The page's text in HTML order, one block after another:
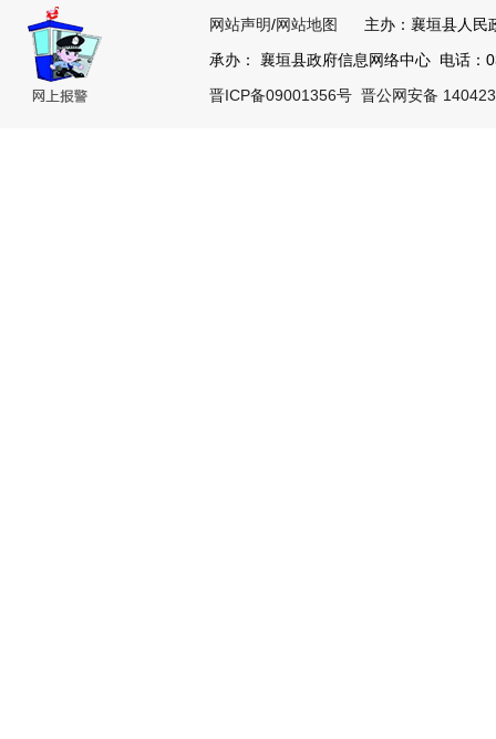
网站声明/网站地图
主办：襄垣县人民
承办： 襄垣县政府信息网络中心 电话：
晋ICP备09001356号 晋公网安备